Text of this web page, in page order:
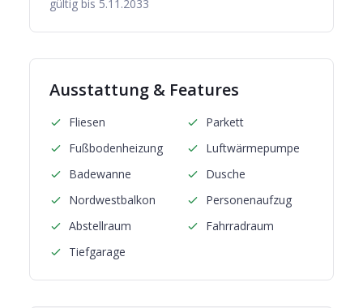
gültig bis 5.11.2033
Ausstattung & Features
Fliesen
Parkett
Fußbodenheizung
Luftwärmepumpe
Badewanne
Dusche
Nordwestbalkon
Personenaufzug
Abstellraum
Fahrradraum
Tiefgarage